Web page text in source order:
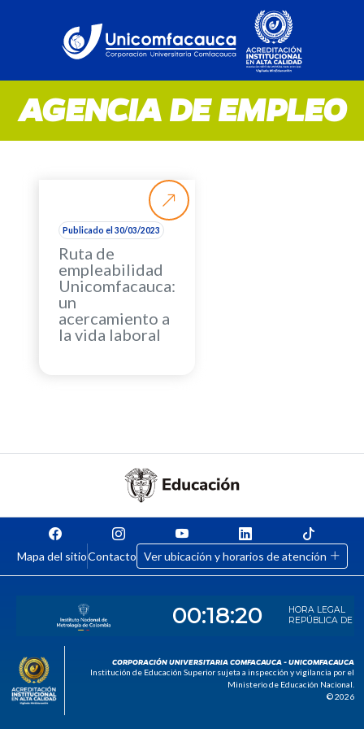
AGENCIA DE EMPLEO
Publicado el 30/03/2023
Ruta de
empleabilidad
Unicomfacauca:
un
acercamiento a
la vida laboral
Mapa del sitioContacto Ver ubicación y horarios de atención
CORPORACIÓN UNIVERSITARIA COMFACAUCA - UNICOMFACAUCA
Institución de Educación Superior sujeta a inspección y vigilancia por el
Ministerio de Educación Nacional.
© 2026